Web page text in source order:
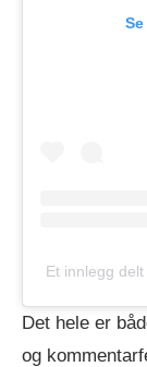
Et innlegg
Det hele er
og